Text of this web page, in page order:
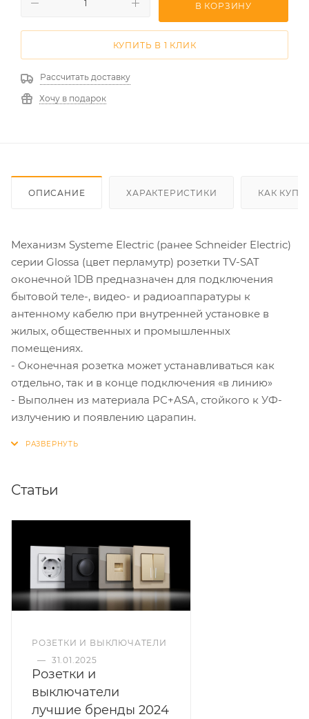
В КОРЗИНУ
КУПИТЬ В 1 КЛИК
Рассчитать доставку
Хочу в подарок
ОПИСАНИЕ ХАРАКТЕРИСТИКИ КАК
Механизм Systeme Electric (ранее Schneider Electric)
серии Glossa (цвет перламутр) розетки TV-SAT
оконечной 1DB предназначен для подключения
бытовой теле-, видео- и радиоаппаратуры к
антенному кабелю при внутренней установке в
жилых, общественных и промышленных
помещениях.
- Оконечная розетка может устанавливаться как
отдельно, так и в конце подключения «в линию»
- Выполнен из материала PС+ASA, стойкого к УФ-
излучению и появлению царапин.
Статьи
РОЗЕТКИ И ВЫКЛЮЧАТЕЛИ
— 31.01.2025
Розетки и
выключатели
лучшие бренды 2024